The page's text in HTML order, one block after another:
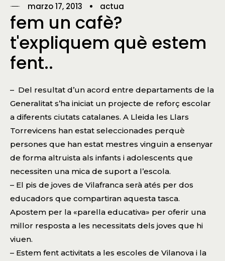
marzo 17, 2013 actua
fem un cafè?
t'expliquem què estem
fent..
– Del resultat d’un acord entre departaments de la
Generalitat s’ha iniciat un projecte de reforç escolar
a diferents ciutats catalanes. A Lleida les Llars
Torrevicens han estat seleccionades perquè
persones que han estat mestres vinguin a ensenyar
de forma altruista als infants i adolescents que
necessiten una mica de suport a l’escola.
– El pis de joves de Vilafranca serà atés per dos
educadors que compartiran aquesta tasca.
Apostem per la «parella educativa» per oferir una
millor resposta a les necessitats dels joves que hi
viuen.
– Estem fent activitats a les escoles de Vilanova i la